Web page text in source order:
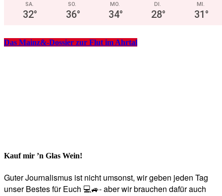
SA.
32°
SO.
36°
MO.
34°
DI.
28°
MI.
31°
Das Mainz&-Dossier zur Flut im Ahrtal
Kauf mir ’n Glas Wein!
Guter Journalismus ist nicht umsonst, wir geben jeden Tag
unser Bestes für Euch 💻🚙- aber wir brauchen dafür auch